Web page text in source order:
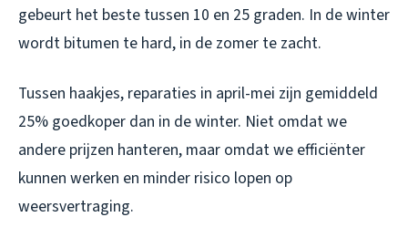
gebeurt het beste tussen 10 en 25 graden. In de winter
wordt bitumen te hard, in de zomer te zacht.
Tussen haakjes, reparaties in april-mei zijn gemiddeld
25% goedkoper dan in de winter. Niet omdat we
andere prijzen hanteren, maar omdat we efficiënter
kunnen werken en minder risico lopen op
weersvertraging.